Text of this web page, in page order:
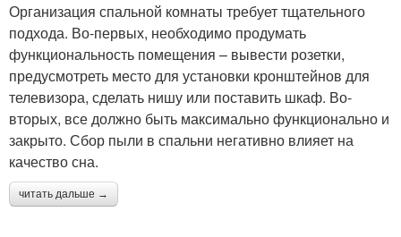
Организация спальной комнаты требует тщательного
подхода. Во-первых, необходимо продумать
функциональность помещения – вывести розетки,
предусмотреть место для установки кронштейнов для
телевизора, сделать нишу или поставить шкаф. Во-
вторых, все должно быть максимально функционально и
закрыто. Сбор пыли в спальни негативно влияет на
качество сна.
читать дальше →